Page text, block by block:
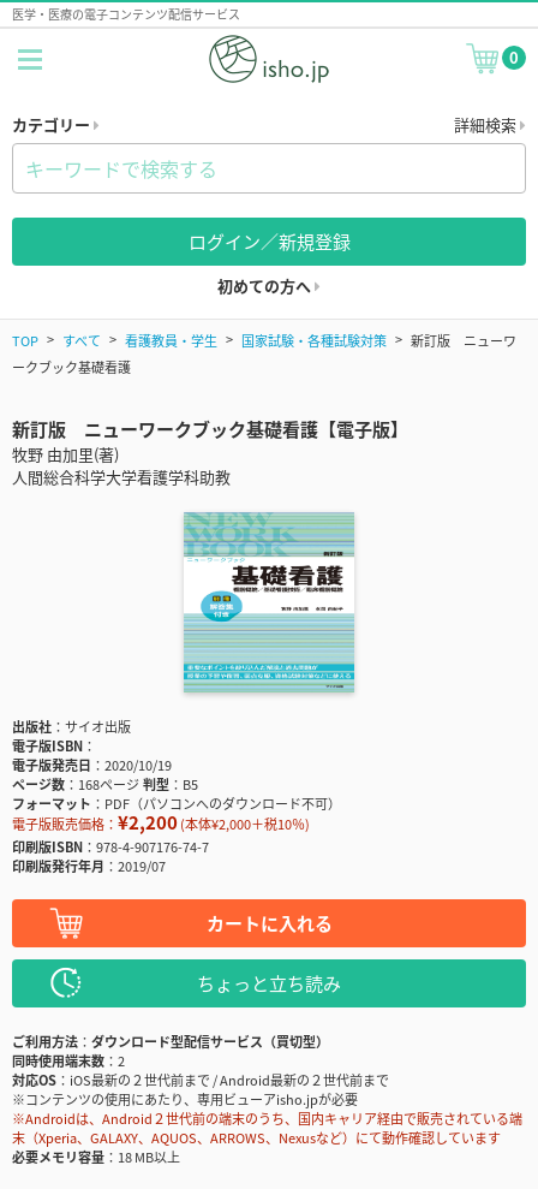
医学・医療の電子コンテンツ配信サービス
0
カテゴリー 詳細検索
ログイン／新規登録
初めての方へ
TOP すべて 看護教員・学生 国家試験・各種試験対策
新訂版 ニューワ
ークブック基礎看護
新訂版 ニューワークブック基礎看護【電子版】
牧野 由加里(著)
人間総合科学大学看護学科助教
出版社
サイオ出版
電子版ISBN
電子版発売日
2020/10/19
ページ数
168ページ判型
B5
フォーマット
PDF（パソコンへのダウンロード不可）
電子版販売価格： ¥2,200(本体¥2,000＋税10％)
印刷版ISBN
978-4-907176-74-7
印刷版発行年月
2019/07
カートに入れる
ちょっと立ち読み
ご利用方法
ダウンロード型配信サービス（買切型）
同時使用端末数
2
対応OS
iOS最新の２世代前まで / Android最新の２世代前まで
※コンテンツの使用にあたり、専用ビューアisho.jpが必要
※Androidは、Android２世代前の端末のうち、国内キャリア経由で販売されている端
末（Xperia、GALAXY、AQUOS、ARROWS、Nexusなど）にて動作確認しています
必要メモリ容量
18 MB以上